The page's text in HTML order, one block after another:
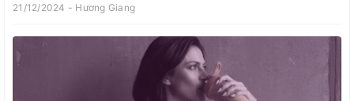
21/12/2024 - Hương Giang